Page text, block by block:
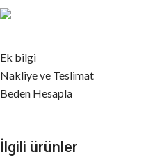
Ek bilgi
Nakliye ve Teslimat
Beden Hesapla
İlgili ürünler